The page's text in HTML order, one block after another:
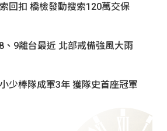
回扣 橋檢發動搜索120萬交保
、9離台最近 北部戒備強風大雨
少棒隊成軍3年 獲隊史首座冠軍